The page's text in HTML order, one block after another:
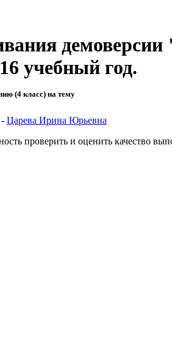
учебный год.
(4 класс) на тему
Царева Ирина Юрьевна
проверить и оценить качество